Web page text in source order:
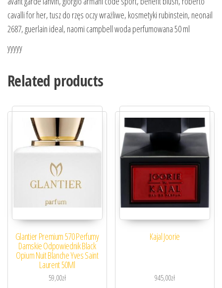
cavalli for her, tusz do rzęs oczy wrażliwe, kosmetyki rubinstein, neonail
2687, guerlain ideal, naomi campbell woda perfumowana 50 ml
yyyyy
Related products
Glantier Premium 570 Perfumy
Damskie Odpowiednik Black
Opium Nuit Blanche Yves Saint
Laurent 50Ml
59,00zł
Kajal Joorie
945,00zł